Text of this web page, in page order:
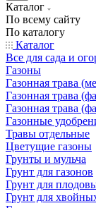
Каталог
По всему сайту
По каталогу
Каталог
Все для сада и
Газоны
Газонная трава
Газонная трава
Газонная трава
Газонные
Травы отдельные
Цветущие газоны
Грунты и мульча
Грунт для газонов
Грунт для
Грунт для